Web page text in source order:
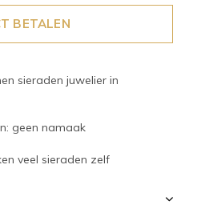
BETALEN
sieraden juwelier in
geen namaak
veel sieraden zelf